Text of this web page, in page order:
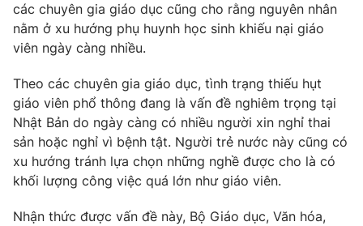
VTV9 VTV8
Liên hệ tòa soạn English
THỜI BÁO VTV
các chuyên gia giáo dục cũng cho rằng nguyên nhân
nằm ở xu hướng phụ huynh học sinh khiếu nại giáo
viên ngày càng nhiều.
Theo các chuyên gia giáo dục, tình trạng thiếu hụt
giáo viên phổ thông đang là vấn đề nghiêm trọng tại
Nhật Bản do ngày càng có nhiều người xin nghỉ thai
sản hoặc nghỉ vì bệnh tật. Người trẻ nước này cũng có
xu hướng tránh lựa chọn những nghề được cho là có
khối lượng công việc quá lớn như giáo viên.
Nhận thức được vấn đề này, Bộ Giáo dục, Văn hóa,